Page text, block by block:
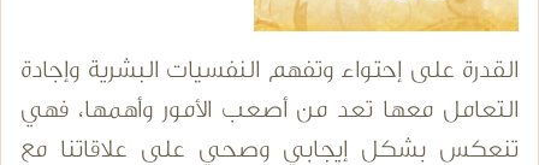
القدرة على إحتواء وتفهم النفسيات البشرية وإجادة
التعامل معها تعد من أصعب الأمور وأهمها، فهي
تنعكس بشكل إيجابي وصحي على علاقاتنا مع